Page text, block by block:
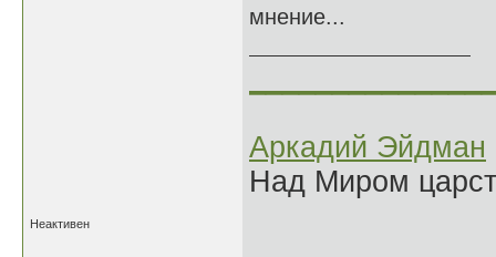
мнение...
Аркадий Эйдман
Над Миром
Неактивен